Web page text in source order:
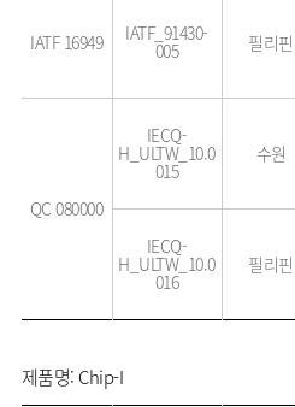
IATF 16949 IATF_91430-
005 필리핀
QC 080000
IECQ-
H_ULTW_10.0
015
수원
IECQ-
H_ULTW_10.0
016
필리핀
제품명: Chip-I